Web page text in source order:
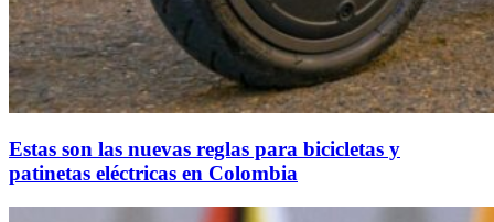
Estas son las nuevas reglas para bicicletas y
patinetas eléctricas en Colombia